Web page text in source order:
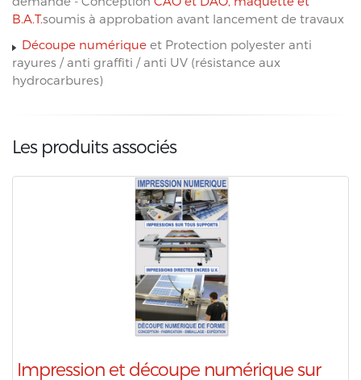
B.A.T.soumis à approbation avant lancement de travaux
Découpe numérique et Protection polyester anti
rayures / anti graffiti / anti UV (résistance aux
hydrocarbures)
Les produits associés
Impression et découpe numérique sur